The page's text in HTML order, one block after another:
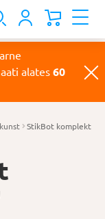
alates 60
StikBot komplekt